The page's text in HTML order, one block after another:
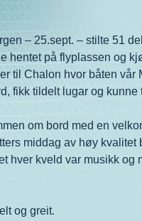
– 25.sept. – stilte 51
hentet på flyplassen og
til Chalon hvor båten
fikk tildelt lugar og
om bord med en
middag av høy
hver kveld var musikk og
og greit.